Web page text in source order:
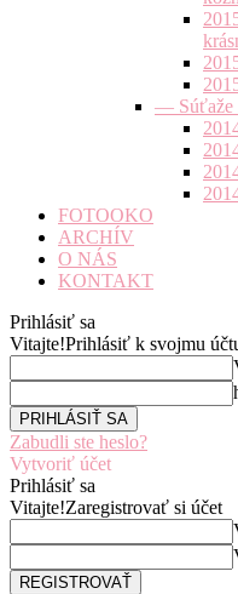
— Súťaže
FOTOOKO
ARCHÍV
O NÁS
KONTAKT
Prihlásiť sa
Vitajte!Prihlásiť k svojmu
Zabudli ste heslo?
Vytvoriť účet
Prihlásiť sa
Vitajte!Zaregistrovať si účet